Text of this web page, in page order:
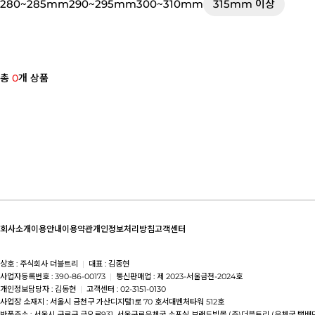
280~285mm290~295mm300~310mm 315mm 이상
총 0개 상품
회사소개 이용안내 이용약관개인정보처리방침고객센터
상호 : 주식회사 더블트리 | 대표 : 김종현
사업자등록번호 : 390-86-00173 | 통신판매업 : 제 2023-서울금천-2024호
개인정보담당자 : 김동현 | 고객센터 : 02-3151-0130
사업장 소재지 : 서울시 금천구 가산디지털1로 70 호서대벤처타워 512호